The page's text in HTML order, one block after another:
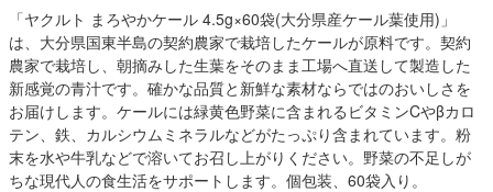
「ヤクルト まろやかケール 4.5g×60袋(大分県産ケール葉使用)」
は、大分県国東半島の契約農家で栽培したケールが原料です。契約
農家で栽培し、朝摘みした生葉をそのまま工場へ直送して製造した
新感覚の青汁です。確かな品質と新鮮な素材ならではのおいしさを
お届けします。ケールには緑黄色野菜に含まれるビタミンCやβカロ
テン、鉄、カルシウムミネラルなどがたっぷり含まれています。粉
末を水や牛乳などで溶いてお召し上がりください。野菜の不足しが
ちな現代人の食生活をサポートします。個包装、60袋入り。